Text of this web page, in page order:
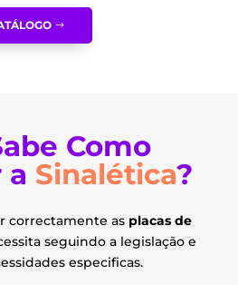
Como
a Sinalética?
correctamente as placas de
seguindo a legislação e
especificas.